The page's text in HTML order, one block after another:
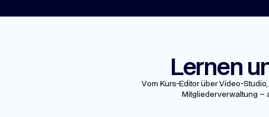
Lernen
Vom Kurs-Editor über Video-
Mitgliederverwaltung –